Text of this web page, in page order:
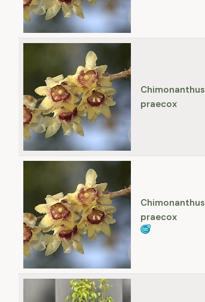
Chimonanthus
praecox
Chimonanthus
praecox